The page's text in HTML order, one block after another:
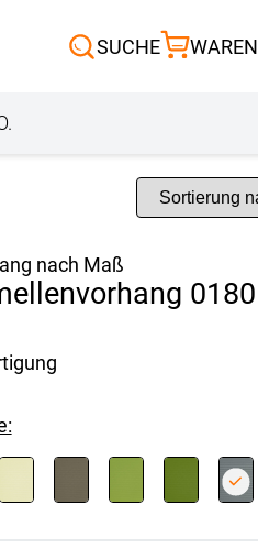
SUCHE
Scheibengardinen
nach Maß